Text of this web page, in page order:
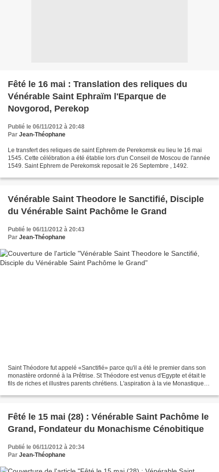
Fêté le 16 mai : Translation des reliques du
Vénérable Saint Ephraïm l'Eparque de
Novgorod, Perekop
Publié le 06/11/2012 à 20:48
Par Jean-Théophane
Le transfert des reliques de saint Ephrem de Perekomsk eu lieu le 16 mai
1545. Cette célébration a été établie lors d'un Conseil de Moscou de l'année
1549. Saint Ephrem de Perekomsk reposait le 26 Septembre , 1492.
Vénérable Saint Theodore le Sanctifié, Disciple
du Vénérable Saint Pachôme le Grand
Publié le 06/11/2012 à 20:43
Par Jean-Théophane
Saint Théodore fut appelé «Sanctifié» parce qu'il a été le premier dans son
monastère ordonné à la Prêtrise. St Théodore est venus d'Egypte et était le
fils de riches et illustres parents chrétiens. L'aspiration à la vie Monastique
Fêté le 15 mai (28) : Vénérable Saint Pachôme le
Grand, Fondateur du Monachisme Cénobitique
Publié le 06/11/2012 à 20:34
Par Jean-Théophane